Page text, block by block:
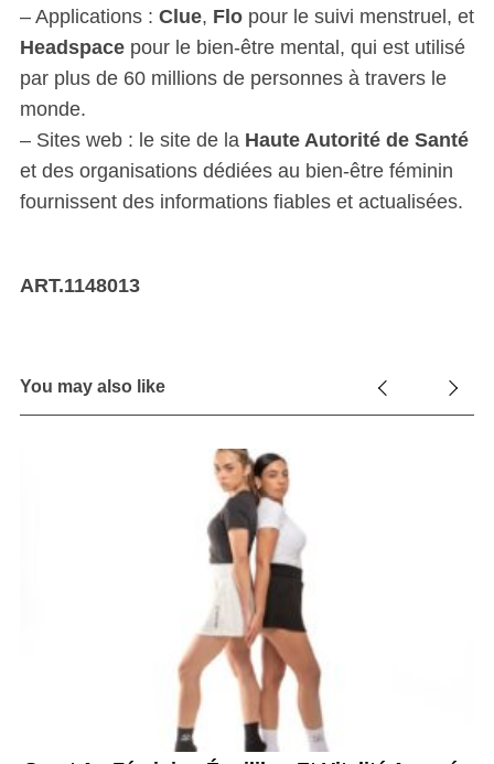
– Applications : Clue, Flopour le suivi menstruel, et
Headspacepour le bien-être mental, qui est utilisé
par plus de 60 millions de personnes à travers le
monde.
– Sites web : le site de la Haute Autorité de Santé
et des organisations dédiées au bien-être féminin
fournissent des informations fiables et actualisées.
ART.1148013
You may also like